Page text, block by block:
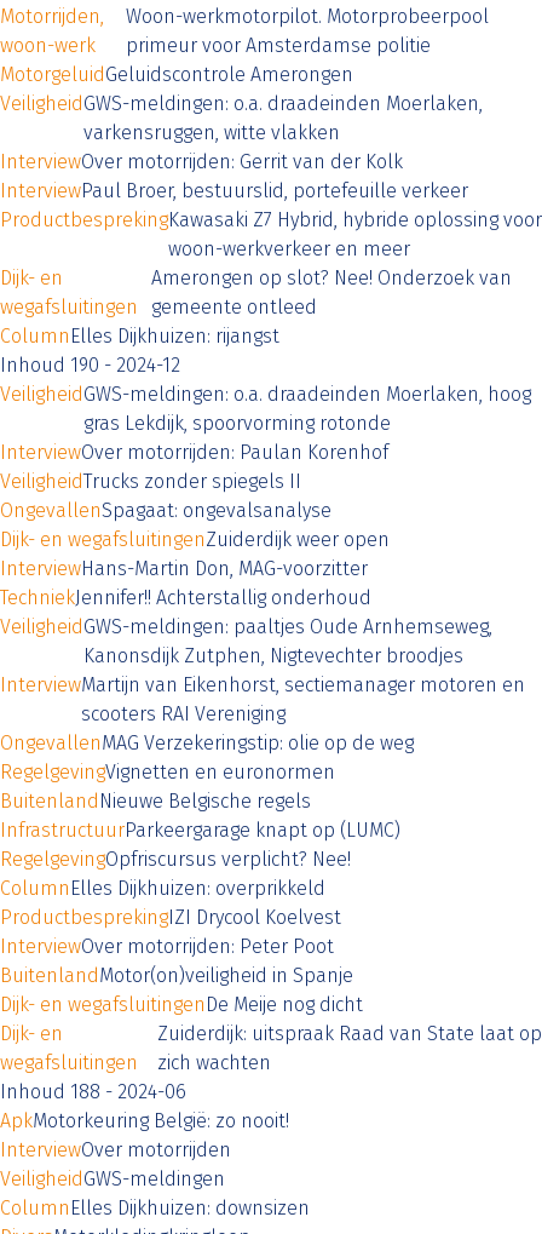
Motorrijden,
woon-werk
Woon-werkmotorpilot. Motorprobeerpool
primeur voor Amsterdamse politie
MotorgeluidGeluidscontrole Amerongen
VeiligheidGWS-meldingen: o.a. draadeinden Moerlaken,
varkensruggen, witte vlakken
InterviewOver motorrijden: Gerrit van der Kolk
InterviewPaul Broer, bestuurslid, portefeuille verkeer
ProductbesprekingKawasaki Z7 Hybrid, hybride oplossing voor
woon-werkverkeer en meer
Dijk- en
wegafsluitingen
Amerongen op slot? Nee! Onderzoek van
gemeente ontleed
Column Elles Dijkhuizen: rijangst
Inhoud 190 - 2024-12
VeiligheidGWS-meldingen: o.a. draadeinden Moerlaken, hoog
gras Lekdijk, spoorvorming rotonde
InterviewOver motorrijden: Paulan Korenhof
VeiligheidTrucks zonder spiegels II
OngevallenSpagaat: ongevalsanalyse
Dijk- en wegafsluitingenZuiderdijk weer open
InterviewHans-Martin Don, MAG-voorzitter
TechniekJennifer!! Achterstallig onderhoud
VeiligheidGWS-meldingen: paaltjes Oude Arnhemseweg,
Kanonsdijk Zutphen, Nigtevechter broodjes
InterviewMartijn van Eikenhorst, sectiemanager motoren en
scooters RAI Vereniging
OngevallenMAG Verzekeringstip: olie op de weg
RegelgevingVignetten en euronormen
Buitenland Nieuwe Belgische regels
InfrastructuurParkeergarage knapt op (LUMC)
RegelgevingOpfriscursus verplicht? Nee!
Column Elles Dijkhuizen: overprikkeld
ProductbesprekingIZI Drycool Koelvest
InterviewOver motorrijden: Peter Poot
BuitenlandMotor(on)veiligheid in Spanje
Dijk- en wegafsluitingen De Meije nog dicht
Dijk- en
wegafsluitingen
Zuiderdijk: uitspraak Raad van State laat op
zich wachten
Inhoud 188 - 2024-06
ApkMotorkeuring België: zo nooit!
InterviewOver motorrijden
VeiligheidGWS-meldingen
Column Elles Dijkhuizen: downsizen